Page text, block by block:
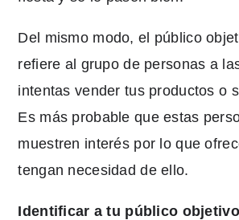
Del mismo modo, el público
refiere al grupo de personas a
intentas vender tus productos o
Es más probable que estas
muestren interés por lo que
tengan necesidad de ello.
Identificar a tu público